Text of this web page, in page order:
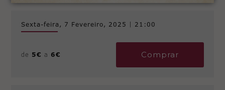
Sexta-feira, 7 Fevereiro, 2025 | 21:00
de 5€ a 6€ Comprar